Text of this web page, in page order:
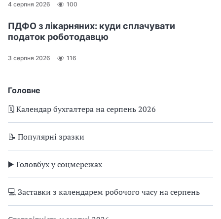
Головне
🗓️ Календар бухгалтера на серпень 2026
📝 Популярні зразки
▶️ Головбух у соцмережах
💻 Заставки з календарем робочого часу на серпень
4 серпня 2026 100
ПДФО з лікарняних: куди сплачувати
податок роботодавцю
3 серпня 2026 116